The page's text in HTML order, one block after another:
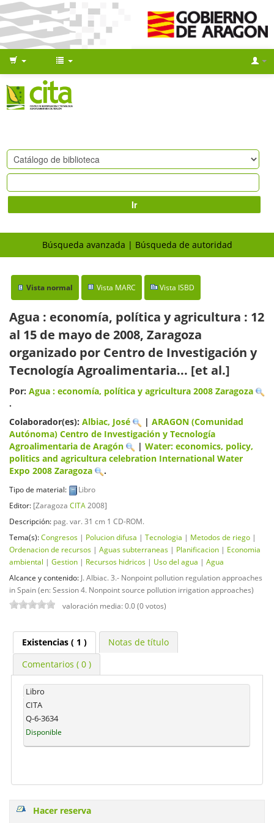
Ir
Búsqueda avanzada Búsqueda de autoridad
Vista normal Vista MARC Vista ISBD
Agua : economía, política y agricultura : 12
al 15 de mayo de 2008, Zaragoza
organizado por Centro de Investigación y
Tecnología Agroalimentaria... [et al.]
Por: Agua : economía, política y agricultura 2008 Zaragoza
.
Colaborador(es): Albiac, José | ARAGON (Comunidad
Autónoma) Centro de Investigación y Tecnología
Agroalimentaria de Aragón
| Water: economics, policy,
politics and agricultura celebration International Water
Expo 2008 Zaragoza .
Tipo de material:
Libro
Editor: [Zaragoza CITA 2008]
Descripción: pag. var. 31 cm 1 CD-ROM.
Tema(s):Congresos | Polucion difusa | Tecnologia | Metodos de riego |
Ordenacion de recursos | Aguas subterraneas | Planificacion | Economia
ambiental | Gestion | Recursos hidricos | Uso del agua | Agua
Alcance y contenido: J. Albiac. 3.- Nonpoint pollution regulation approaches
in Spain (en: Session 4. Nonpoint source pollution irrigation approaches)
valoración media: 0.0 (0 votos)
Existencias( 1 )
Notas de título
Comentarios ( 0 )
Libro
CITA
Q-6-3634
Disponible
Hacer reserva